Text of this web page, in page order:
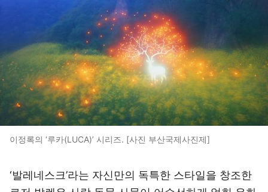
이정록의 ‘루카(LUCA)’ 시리즈. [사진 부산국제사진제]
‘발레네스크’라는 자신만의 독특한 스타일을 창조한